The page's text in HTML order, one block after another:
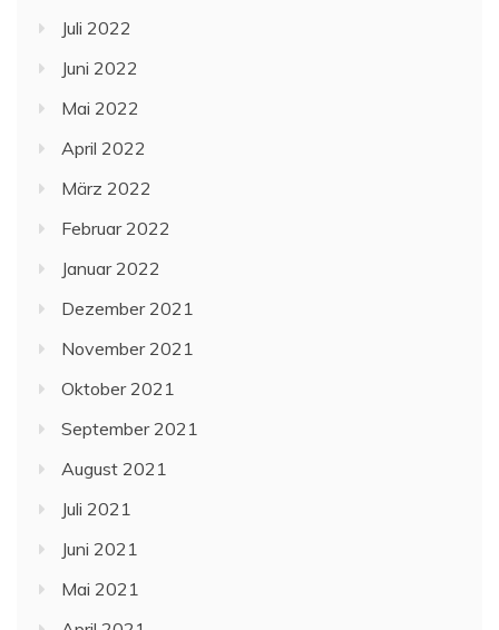
Juli 2022
Juni 2022
Mai 2022
April 2022
März 2022
Februar 2022
Januar 2022
Dezember 2021
November 2021
Oktober 2021
September 2021
August 2021
Juli 2021
Juni 2021
Mai 2021